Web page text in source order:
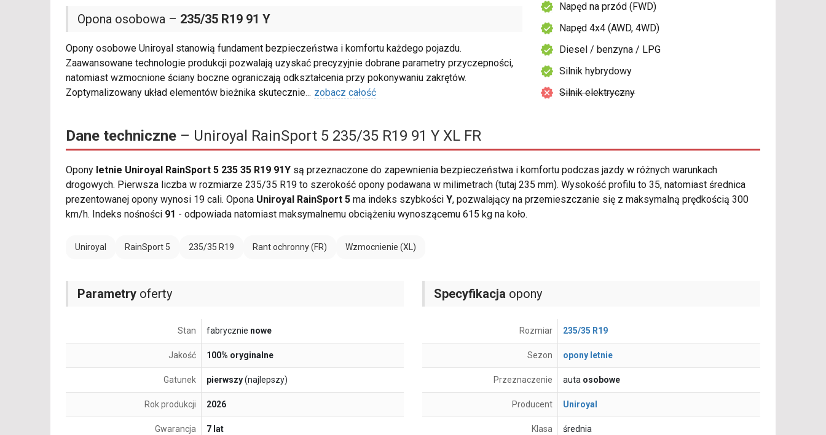
Opona osobowa – 235/35 R19 91 Y
Opony osobowe Uniroyal stanowią fundament bezpieczeństwa i komfortu każdego pojazdu.
Zaawansowane technologie produkcji pozwalają uzyskać precyzyjnie dobrane parametry przyczepności,
natomiast wzmocnione ściany boczne ograniczają odkształcenia przy pokonywaniu zakrętów.
Zoptymalizowany układ elementów bieżnika skutecznie... zobacz całość
Napęd na przód (FWD)
Napęd 4x4 (AWD, 4WD)
Diesel / benzyna / LPG
Silnik hybrydowy
Silnik elektryczny
Dane techniczne – Uniroyal RainSport 5 235/35 R19 91 Y XL FR
Opony letnie Uniroyal RainSport 5 235 35 R19 91Y są przeznaczone do zapewnienia bezpieczeństwa i komfortu podczas jazdy w różnych warunkach
drogowych. Pierwsza liczba w rozmiarze 235/35 R19 to szerokość opony podawana w milimetrach (tutaj 235 mm). Wysokość profilu to 35, natomiast średnica
prezentowanej opony wynosi 19 cali. Opona Uniroyal RainSport 5 ma indeks szybkości Y, pozwalający na przemieszczanie się z maksymalną prędkością 300
km/h. Indeks nośności 91 - odpowiada natomiast maksymalnemu obciążeniu wynoszącemu 615 kg na koło.
Uniroyal RainSport 5 235/35 R19 Rant ochronny (FR) Wzmocnienie (XL)
Parametry oferty
Stan fabrycznie nowe
Jakość 100% oryginalne
Gatunek pierwszy(najlepszy)
Rok produkcji 2026
Gwarancja 7 lat
Specyfikacja opony
Rozmiar 235/35 R19
Sezon opony letnie
Przeznaczenie auta osobowe
Producent Uniroyal
Klasa średnia